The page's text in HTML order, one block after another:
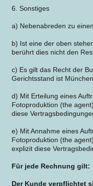
6. Sonstiges
a) Nebenabreden zu
b) Ist eine der oben
berührt dies nicht den
c) Es gilt das Recht der
Gerichtsstand ist München.
d) Mit Erteilung eines
Fotoproduktion (the
diese
e) Mit Annahme eines
Fotoproduktion (the
explizit diese
Für jede Rechnung gilt:
Der Kunde verpflichtet